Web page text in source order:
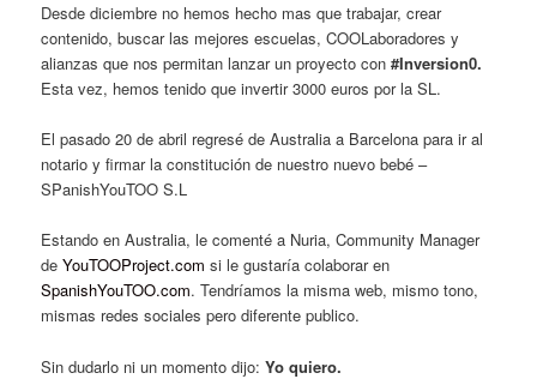
Desde diciembre no hemos hecho mas que trabajar, crear
contenido, buscar las mejores escuelas, COOLaboradores y
alianzas que nos permitan lanzar un proyecto con#Inversion0.
Esta vez, hemos tenido que invertir 3000 euros por la SL.
El pasado 20 de abril regresé de Australia a Barcelona para ir al
notario y firmar la constitución de nuestro nuevo bebé –
SPanishYouTOO S.L
Estando en Australia, le comenté a Nuria, Community Manager
deYouTOOProject.com si le gustaría colaborar en
SpanishYouTOO.com. Tendríamos la misma web, mismo tono,
mismas redes sociales pero diferente publico.
Sin dudarlo ni un momento dijo:Yo quiero.